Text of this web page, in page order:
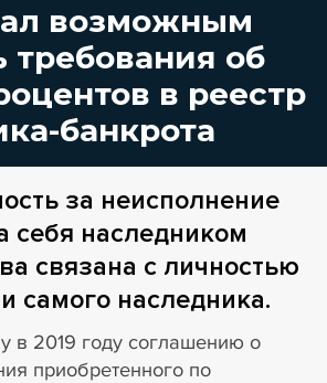
возможным
требования об
в реестр
банкрота
за неисполнение
себя наследником
связана с личностью
самого наследника.
в 2019 году соглашению о
приобретенного по